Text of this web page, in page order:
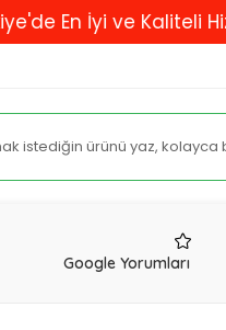
ve Kaliteli Hizmet
Google Yorumları